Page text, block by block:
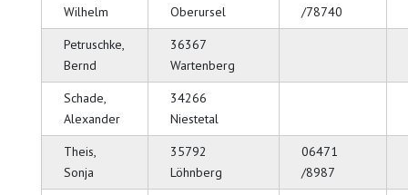
Wilhelm
Oberursel
/78740
Petruschke,
Bernd
36367
Wartenberg
Schade,
Alexander
34266
Niestetal
Theis,
Sonja
35792
Löhnberg
06471
/8987